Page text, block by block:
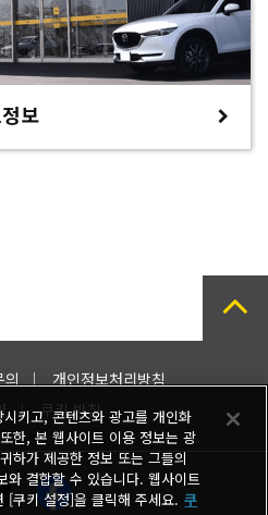
보
의
개인정보처리방침
쿠키 방침
키고, 콘텐츠와 광고를 개인화
한, 본 웹사이트 이용 정보는 광
하가 제공한 정보 또는 그들의
와 결합할 수 있습니다. 웹사이트
[쿠키 설정]을 클릭해 주세요. 쿠